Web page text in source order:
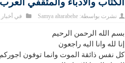
نشرت بواسطة:Samya altarabehe في
بسم الله الرحمن الرحيم
إنا لله وانا اليه راجعون
كل نفس ذائقة الموت وانما توفون